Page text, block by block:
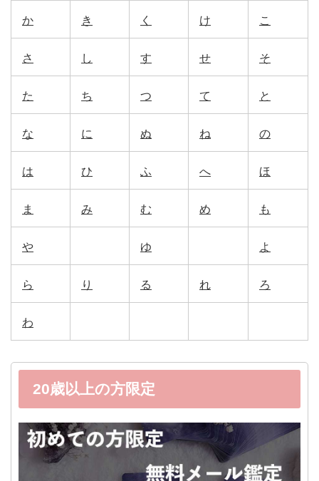
か き く け こ
さ し す せ そ
た ち つ て と
な に ぬ ね の
は ひ ふ へ ほ
ま み む め も
や ゆ よ
ら り る れ ろ
わ
20歳以上の方限定